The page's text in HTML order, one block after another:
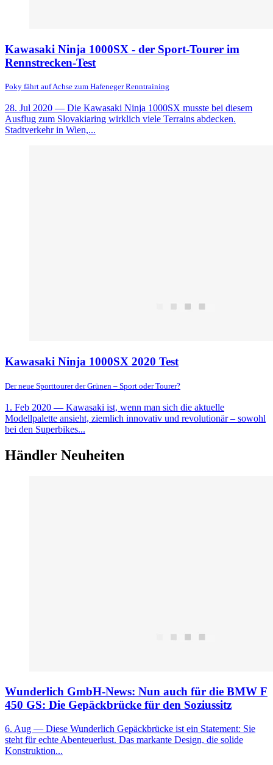
Kawasaki Ninja 1000SX - der Sport-Tourer im
Rennstrecken-Test
Poky fährt auf Achse zum Hafeneger Renntraining
28. Jul 2020 — Die Kawasaki Ninja 1000SX musste bei diesem
Ausflug zum Slovakiaring wirklich viele Terrains abdecken.
Stadtverkehr in Wien,...
Kawasaki Ninja 1000SX 2020 Test
Der neue Sporttourer der Grünen – Sport oder Tourer?
1. Feb 2020 — Kawasaki ist, wenn man sich die aktuelle
Modellpalette ansieht, ziemlich innovativ und revolutionär – sowohl
bei den Superbikes...
Händler Neuheiten
Wunderlich GmbH-News: Nun auch für die BMW F
450 GS: Die Gepäckbrücke für den Soziussitz
6. Aug — Diese Wunderlich Gepäckbrücke ist ein Statement: Sie
steht für echte Abenteuerlust. Das markante Design, die solide
Konstruktion...